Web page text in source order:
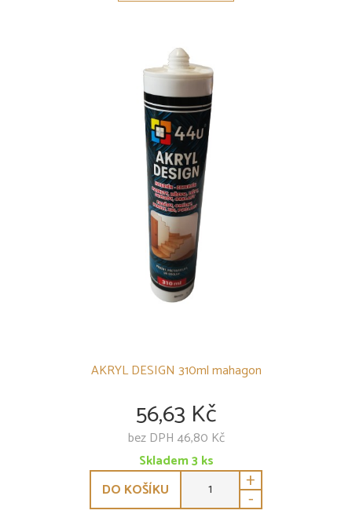
AKRYL DESIGN 310ml mahagon
56,63 Kč
bez DPH 46,80 Kč
Skladem3 ks
DO KOŠÍKU
+
-